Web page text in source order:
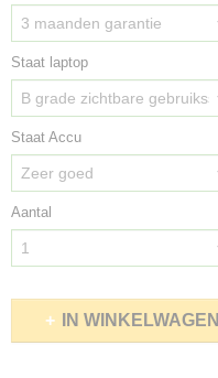
Staat laptop
Staat Accu
Aantal
IN WINKELWAGEN